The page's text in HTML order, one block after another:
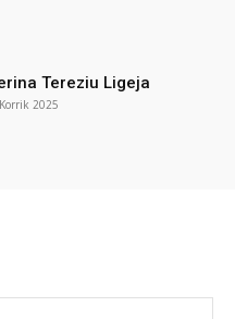
Tereziu Ligeja
2025